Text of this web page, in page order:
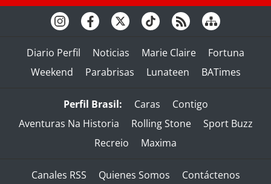
Diario Perfil Noticias Marie Claire
Fortuna
Weekend
Parabrisas Lunateen BATimes
Perfil Brasil: Caras
Contigo
Aventuras Na Historia
Rolling Stone
Sport Buzz
Recreio
Maxima
Canales RSS Quienes Somos Contáctenos